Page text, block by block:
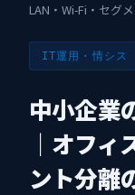
LAN・Wi-Fi・セグ
IT運用・情シス
中小企業
｜オフ
ント分離